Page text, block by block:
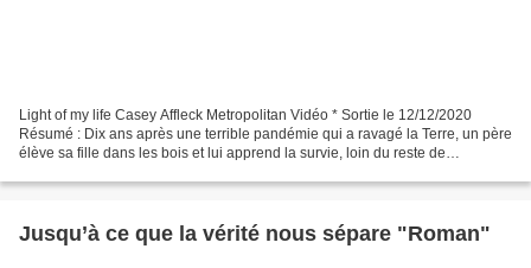
Light of my life Casey Affleck Metropolitan Vidéo * Sortie le 12/12/2020
Résumé : Dix ans après une terrible pandémie qui a ravagé la Terre, un père
élève sa fille dans les bois et lui apprend la survie, loin du reste de
Jusqu’à ce que la vérité nous sépare "Roman"